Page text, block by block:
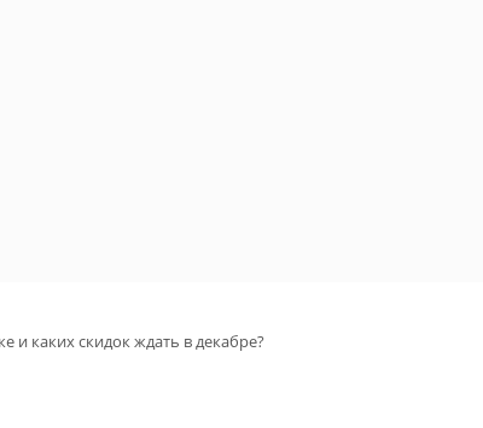
и каких скидок ждать в декабре?